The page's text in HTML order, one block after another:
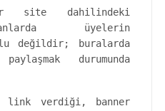
site dahilindeki
üyelerin
değildir; buralarda
durumunda
link verdiği, banner